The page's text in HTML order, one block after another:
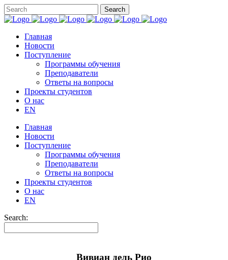
Главная
Новости
Поступление
Программы обучения
Преподаватели
Ответы на вопросы
Проекты студентов
О нас
EN
Главная
Новости
Поступление
Программы обучения
Преподаватели
Ответы на вопросы
Проекты студентов
О нас
EN
Search:
Вивиан дель Рио